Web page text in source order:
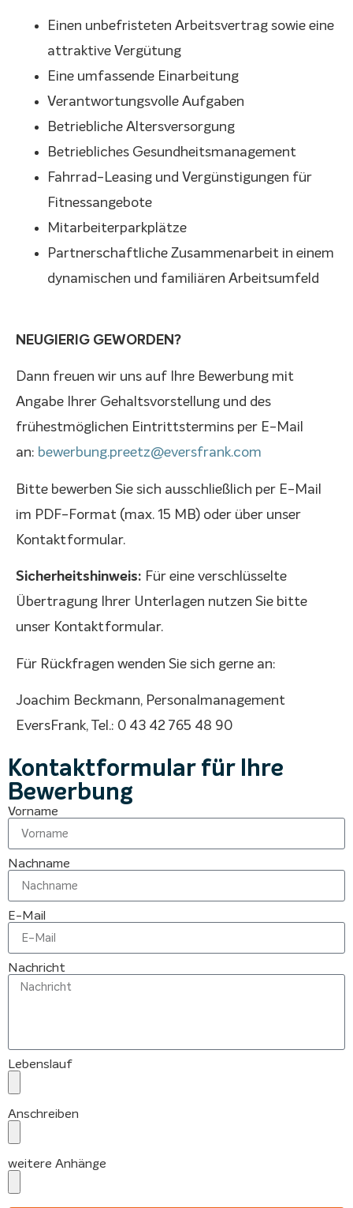
Einen unbefristeten Arbeitsvertrag sowie eine
attraktive Vergütung
Eine umfassende Einarbeitung
Verantwortungsvolle Aufgaben
Betriebliche Altersversorgung
Betriebliches Gesundheitsmanagement
Fahrrad-Leasing und Vergünstigungen für
Fitnessangebote
Mitarbeiterparkplätze
Partnerschaftliche Zusammenarbeit in einem
dynamischen und familiären Arbeitsumfeld
NEUGIERIG GEWORDEN?
Dann freuen wir uns auf Ihre Bewerbung mit
Angabe Ihrer Gehaltsvorstellung und des
frühestmöglichen Eintrittstermins per E-Mail
an: bewerbung.preetz@eversfrank.com
Bitte bewerben Sie sich ausschließlich per E-Mail
im PDF-Format (max. 15 MB) oder über unser
Kontaktformular.
Sicherheitshinweis: Für eine verschlüsselte
Übertragung Ihrer Unterlagen nutzen Sie bitte
unser Kontaktformular.
Für Rückfragen wenden Sie sich gerne an:
Joachim Beckmann, Personalmanagement
EversFrank, Tel.: 0 43 42 765 48 90
Kontaktformular für Ihre
Bewerbung
Vorname
Nachname
E-Mail
Nachricht
Lebenslauf
Anschreiben
weitere Anhänge